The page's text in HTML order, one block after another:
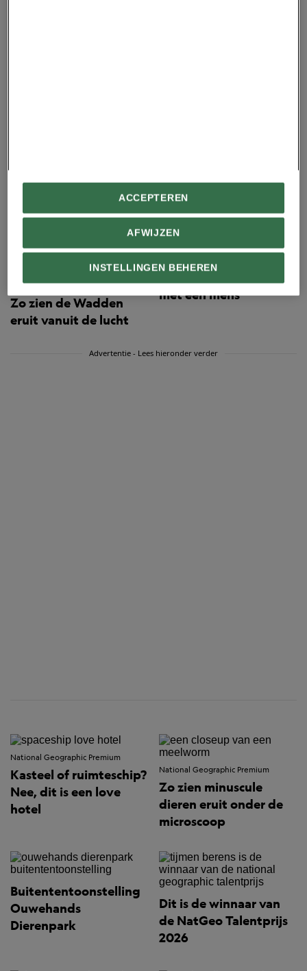
bergen!
National Geographic Premium
Zo zien de Wadden
eruit vanuit de lucht
met een mens
Advertentie - Lees hieronder verder
National Geographic Premium
Kasteel of ruimteschip?
Nee, dit is een love
hotel
National Geographic Premium
Zo zien minuscule
dieren eruit onder de
microscoop
Buitententoonstelling
Ouwehands
Dierenpark
Dit is de winnaar van
de NatGeo Talentprijs
2026
INSTELLINGEN BEHEREN
AFWIJZEN
ACCEPTEREN